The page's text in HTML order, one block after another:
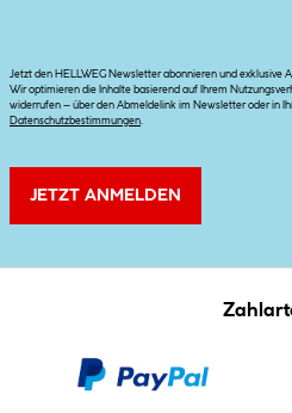
Jetzt den HELLWEG Newsletter abonnieren und
Wir optimieren die Inhalte basierend auf Ihrem
widerrufen – über den Abmeldelink im Newsletter oder in
Datenschutzbestimmungen
JETZT ANMELDEN